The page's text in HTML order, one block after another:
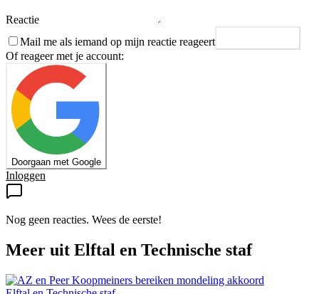
Reactie
Mail me als iemand op mijn reactie reageert
Of reageer met je account:
Doorgaan met Google
Inloggen
Nog geen reacties. Wees de eerste!
Meer uit Elftal en Technische staf